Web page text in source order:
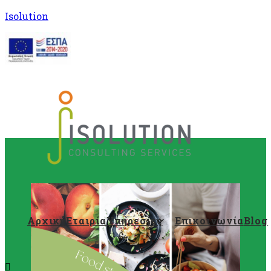
Isolution
ΑρχικήΕταιρίαΥπηρεσίες ΕπικοινωνίαBlog